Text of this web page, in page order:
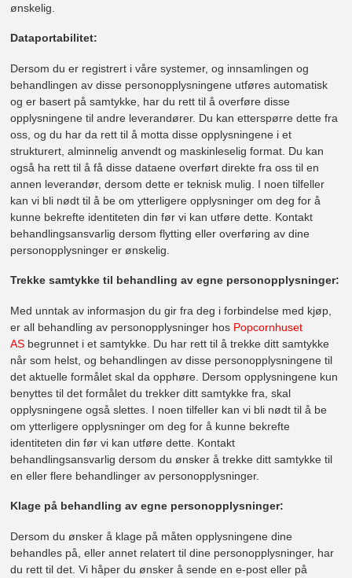
ønskelig.
Dataportabilitet:
Dersom du er registrert i våre systemer, og innsamlingen og
behandlingen av disse personopplysningene utføres automatisk
og er basert på samtykke, har du rett til å overføre disse
opplysningene til andre leverandører. Du kan etterspørre dette fra
oss, og du har da rett til å motta disse opplysningene i et
strukturert, alminnelig anvendt og maskinleselig format. Du kan
også ha rett til å få disse dataene overført direkte fra oss til en
annen leverandør, dersom dette er teknisk mulig. I noen tilfeller
kan vi bli nødt til å be om ytterligere opplysninger om deg for å
kunne bekrefte identiteten din før vi kan utføre dette. Kontakt
behandlingsansvarlig dersom flytting eller overføring av dine
personopplysninger er ønskelig.
Trekke samtykke til behandling av egne personopplysninger:
Med unntak av informasjon du gir fra deg i forbindelse med kjøp,
er all behandling av personopplysninger hos Popcornhuset
AS begrunnet i et samtykke. Du har rett til å trekke ditt samtykke
når som helst, og behandlingen av disse personopplysningene til
det aktuelle formålet skal da opphøre. Dersom opplysningene kun
benyttes til det formålet du trekker ditt samtykke fra, skal
opplysningene også slettes. I noen tilfeller kan vi bli nødt til å be
om ytterligere opplysninger om deg for å kunne bekrefte
identiteten din før vi kan utføre dette. Kontakt
behandlingsansvarlig dersom du ønsker å trekke ditt samtykke til
en eller flere behandlinger av personopplysninger.
Klage på behandling av egne personopplysninger:
Dersom du ønsker å klage på måten opplysningene dine
behandles på, eller annet relatert til dine personopplysninger, har
du rett til det. Vi håper du ønsker å sende en e-post eller på